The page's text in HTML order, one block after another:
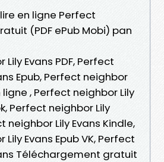
en ligne Perfect
(PDF ePub Mobi) pan
Evans PDF, Perfect
Epub, Perfect neighbor
ligne , Perfect neighbor Lily
Perfect neighbor Lily
neighbor Lily Evans Kindle,
Evans Epub VK, Perfect
Téléchargement gratuit